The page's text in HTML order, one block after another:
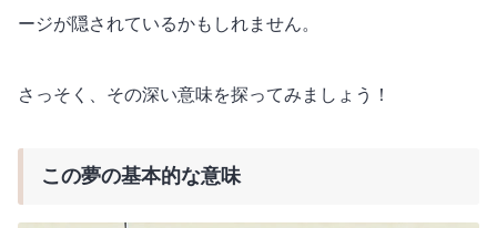
ージが隠されているかもしれません。
さっそく、その深い意味を探ってみましょう！
この夢の基本的な意味